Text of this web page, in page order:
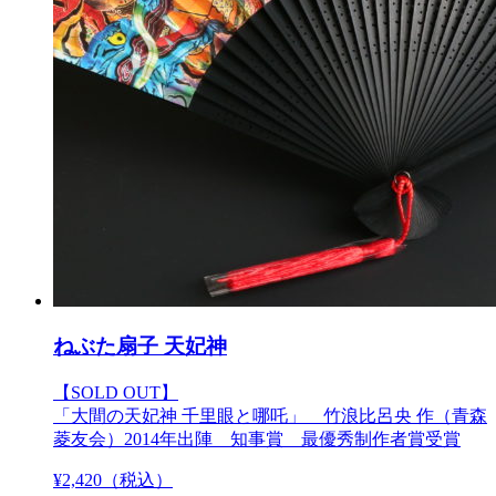
ねぶた扇子 天妃神
【SOLD OUT】
「大間の天妃神 千里眼と哪吒」 竹浪比呂央 作（青森
菱友会）2014年出陣 知事賞 最優秀制作者賞受賞
¥2,420 （税込）